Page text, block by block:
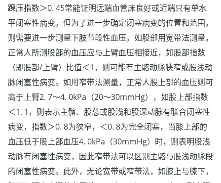
踝压指数＞0. 45常能证明远端血管床良好或近端只有单水
平闭塞性病变。但为了进一步确定闭塞病变的位置和范围，
则需要进一步测量下肢节段性血压。如股部用宽带法测量，
正常人所测股部的血压应与上臂血压相接近，如股部指数
（即股部/上臂）比值＜1，则可能有主髂动脉狭窄或股浅动
脉闭塞性病变。如用窄带法测量，正常人股上部的血压则可
高于上臂2. 7～4. 0kPa（20～30mmHg），如股上部指数
＜1. 1，则表示主髂、股总或股浅和股深动脉有联合闭塞性
病变，指数＞0. 8为狭窄，＜0. 8为完全闭塞，当膝上部的
血压低于股上部血压4. 0kPa（30mmHg）时，则表明股浅
动脉有闭塞性病变，因此窄带法可以区别主髂与股浅动脉段
的闭塞性病变。此外，无论宽带或窄带法，如膝上与膝下，